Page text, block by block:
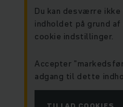
Du kan desværre
indholdet på grund
cookie indstillinger.
Accepter
adgang til dette